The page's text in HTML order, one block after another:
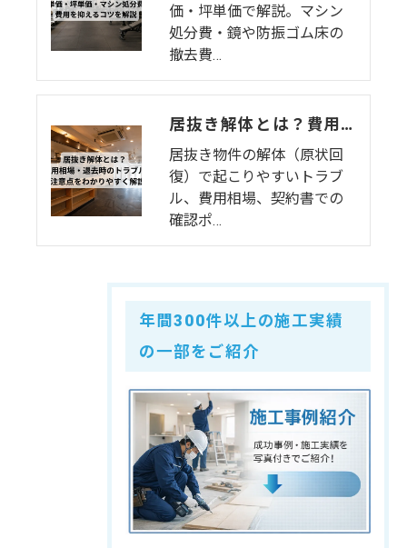
価・坪単価で解説。マシン
処分費・鏡や防振ゴム床の
撤去費…
居抜き解体とは？費用相場・退去時のトラブル・注意点をわかりやすく解説
居抜き物件の解体（原状回
復）で起こりやすいトラブ
ル、費用相場、契約書での
確認ポ…
年間300件以上の施工実績
の一部をご紹介